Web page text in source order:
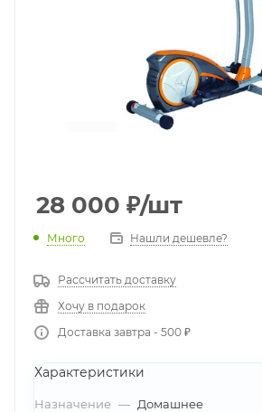
28 000 ₽/шт
Много Нашли дешевле?
Рассчитать доставку
Хочу в подарок
Доставка завтра - 500 ₽
Характеристики
Назначение — Домашнее